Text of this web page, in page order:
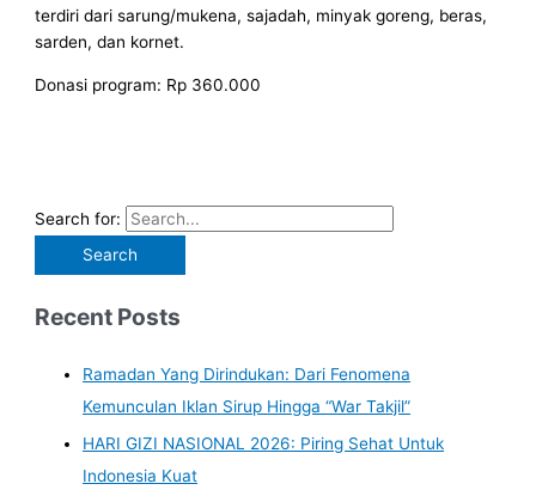
terdiri dari sarung/mukena, sajadah, minyak goreng, beras,
sarden, dan kornet.
Donasi program: Rp 360.000
Search for:
Recent Posts
Ramadan Yang Dirindukan: Dari Fenomena
Kemunculan Iklan Sirup Hingga “War Takjil”
HARI GIZI NASIONAL 2026: Piring Sehat Untuk
Indonesia Kuat